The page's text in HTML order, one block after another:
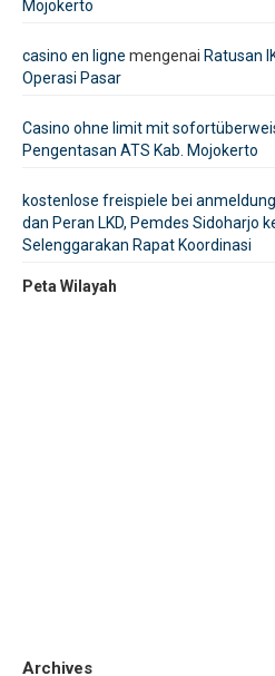
Mojokerto
casino en ligne mengenai Ratusan
Operasi Pasar
Casino ohne limit mit
Pengentasan ATS Kab. Mojokerto
kostenlose freispiele bei anmeldung
dan Peran LKD, Pemdes Sidoharjo
Selenggarakan Rapat Koordinasi
Peta Wilayah
Archives